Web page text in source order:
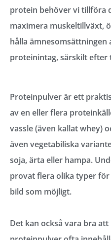
protein behöver vi tillföra
maximera muskeltillväxt,
hålla
proteinintag, särskilt
Proteinpulver är ett
av en eller flera
vassle (även kallat whey)
även vegetabiliska
soja, ärta eller hampa.
provat flera olika typer
bild som möjligt.
Det kan också vara bra